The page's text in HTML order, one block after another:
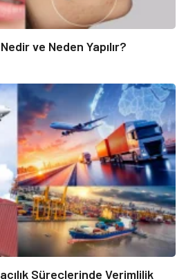
ve Neden Yapılır?
Süreçlerinde Verimlilik